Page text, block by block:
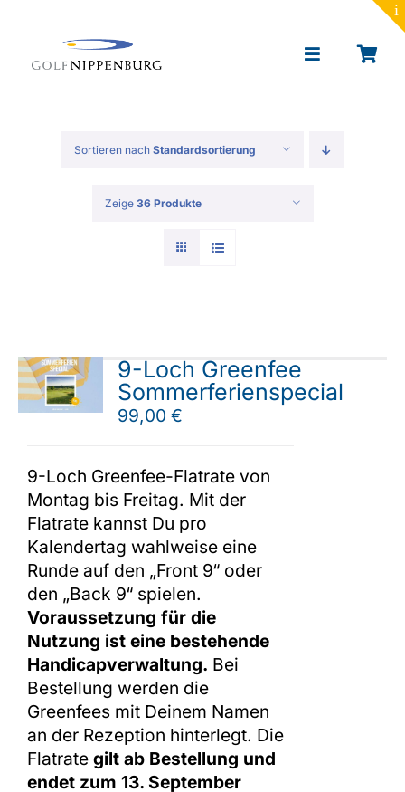
Toggle
News
Sortieren nach Standardsortierung
Zeige 36 Produkte
9-Loch Greenfee
Sommerferienspecial
99,00€
9-Loch Greenfee-Flatrate von
Montag bis Freitag. Mit der
Flatrate kannst Du pro
Kalendertag wahlweise eine
Runde auf den „Front 9“ oder
den „Back 9“ spielen.
Voraussetzung für die
Nutzung ist eine bestehende
Handicapverwaltung. Bei
Bestellung werden die
Greenfees mit Deinem Namen
an der Rezeption hinterlegt. Die
Flatrategilt ab Bestellung und
endet zum 13. September